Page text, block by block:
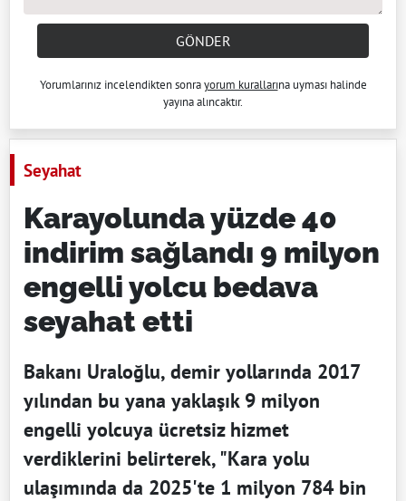
GÖNDER
Yorumlarınız incelendikten sonrayorum kurallarına uyması halinde
yayına alıncaktır.
Seyahat
Karayolunda yüzde 40
indirim sağlandı 9 milyon
engelli yolcu bedava
seyahat etti
Bakanı Uraloğlu, demir yollarında 2017
yılından bu yana yaklaşık 9 milyon
engelli yolcuya ücretsiz hizmet
verdiklerini belirterek, "Kara yolu
ulaşımında da 2025'te 1 milyon 784 bin